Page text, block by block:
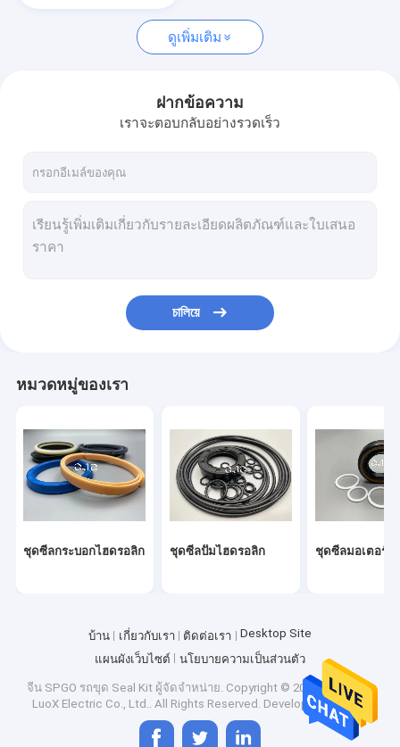
สแตนเลสขนาดเบา ดูเพิ่มเติม
ฝากข้อความ
เราจะตอบกลับอย่างรวดเร็ว
চালিয়ে
หมวดหมู่ของเรา
ชุดซีลกระบอกไฮดรอลิก ชุดซีลปั๊มไฮดรอลิก ชุดซีลมอเตอร์ไ
บ้าน เกี่ยวกับเรา ติดต่อเรา
Desktop Site
แผนผังเว็บไซต์
นโยบายความเป็นส่วนตัว
จีน SPGO รถขุด Seal Kit ผู้จัดจำหน่าย. Copyright © 2026 Shenzhen
LuoX Electric Co., Ltd.. All Rights Reserved. Developed byECER